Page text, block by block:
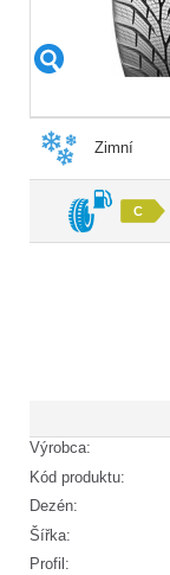
Zimní
C
Výrobca:
Kód produktu:
Dezén:
Šířka:
Profil: